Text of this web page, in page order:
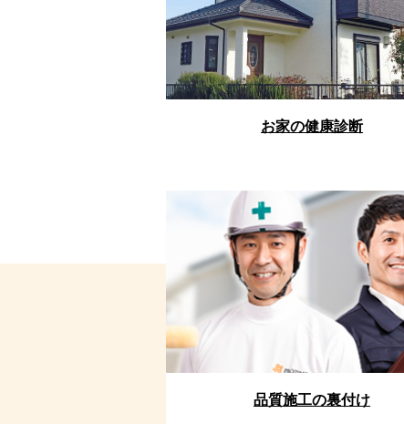
お家の健康診断
品質施工の裏付け